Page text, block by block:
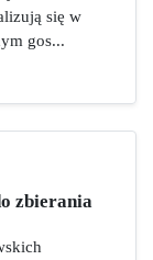
się w
gos...
zbierania